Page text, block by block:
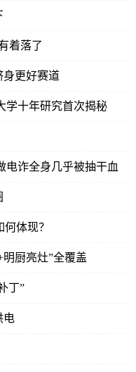
着落了
身更好赛道
学十年研究首次揭秘
电诈全身几乎被抽干血
体现？
厨亮灶”全覆盖
丁”
电